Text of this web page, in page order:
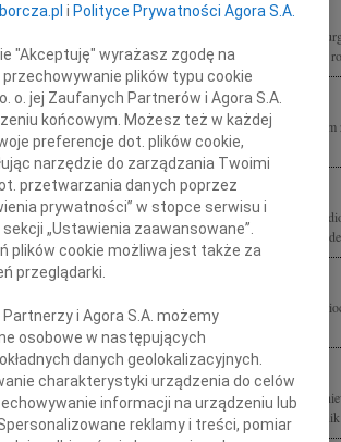
żegnamy profesora Zbigniewa Religę wybitnego
zdrowia w latach 2005 - 2007, który w naszym szpitalu
innym warte jest przeżycia". Z głębokim żalem i
Zbigniewa Religę Rodzinie Zmarłego składamy wyrazy...
prof. dr. hab. n. med. Zbigniewa Religę wybitnego
i Posła na Sejm RP, Człowieka wybitnego, oddanego
smutkiem żegnamy profesora Zbigniewa Religę wybitnego
za mądrość, dobroć, spokój i pasję, którą...
powszechnie szanowanego Człowieka profesora
dr Annie Wajszczuk-Relidze oraz całej Rodzinie
i Polityce Prywatności Agora S.A.
"Akceptuję" wyrażasz zgodę na
plików typu cookie
o. jej Zaufanych Partnerów i Agora S.A.
końcowym. Możesz też w każdej
preferencje dot. plików cookie,
narzędzie do zarządzania Twoimi
przetwarzania danych poprzez
prywatności” w stopce serwisu i
„Ustawienia zaawansowane”.
plików cookie możliwa jest także za
przeglądarki.
Partnerzy i Agora S.A. możemy
osobowe w następujących
danych geolokalizacyjnych.
charakterystyki urządzenia do celów
informacji na urządzeniu lub
reklamy i treści, pomiar